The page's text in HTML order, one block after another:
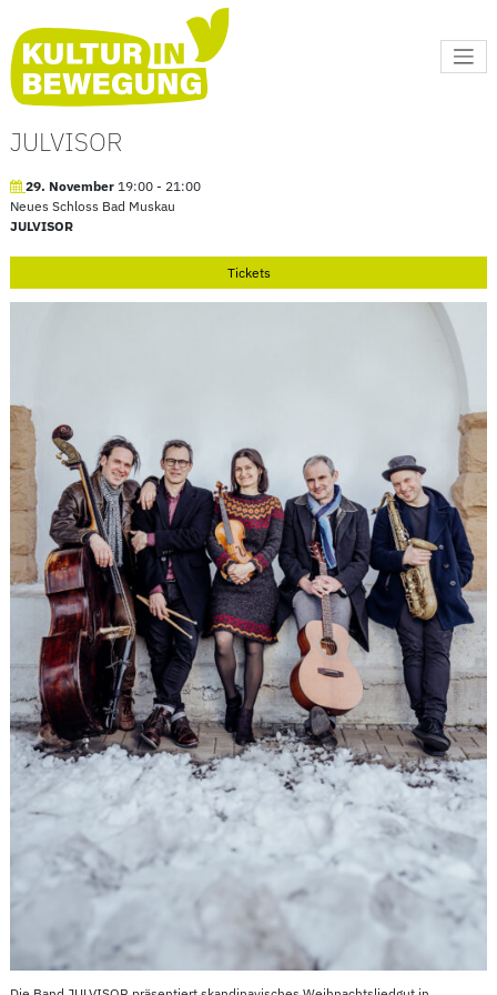
JULVISOR
29. November 19:00 - 21:00
Neues Schloss Bad Muskau
JULVISOR
Tickets